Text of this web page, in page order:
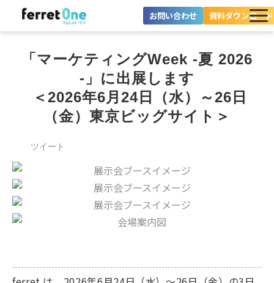
お問い合わせ 資料ダウンロード
ツール・機能一覧
目的別に探す
料金プラン
セミナー
お役立ち情報
「マーケティングWeek -夏 2026
-」に出展します
（金）東京ビッグサイト＞
ツイート